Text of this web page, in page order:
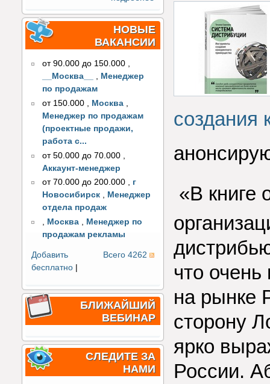
НОВЫЕ
ВАКАНСИИ
от 90.000 до 150.000 ,
__Москва__
, Менеджер
по продажам
от 150.000
Москва
Менеджер по продажам
(проектные продажи,
работа с...
от 50.000 до 70.000
Аккаунт-менеджер
от 70.000 до 200.000 , г
Новосибирск , Менеджер
отдела продаж
, Москва , Менеджер по
продажам рекламы
Всего 4262
Добавить
бесплатно
БЛИЖАЙШИЙ
ВЕБИНАР
СЛЕДИТЕ ЗА
НАМИ
создания
«В книге
что
на рынке
сторону
ярко
России.